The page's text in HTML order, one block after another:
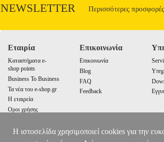
NEWSLETTER Περισσότερες
Εταιρία
Καταστήματα e-
shop points
Business To Business
Τα νέα του e-shop.gr
Η εταιρεία
Οροι χρήσης
Επικοινωνία
Επικοινωνία
Blog
FAQ
Feedback
Η ιστοσελίδα χρησιμοποιεί cookies για την